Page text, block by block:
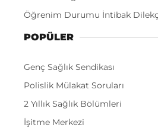
Öğrenim Durumu İntibak
POPÜLER
Genç Sağlık Sendikası
Polislik Mülakat Soruları
2 Yıllık Sağlık Bölümleri
İşitme Merkezi